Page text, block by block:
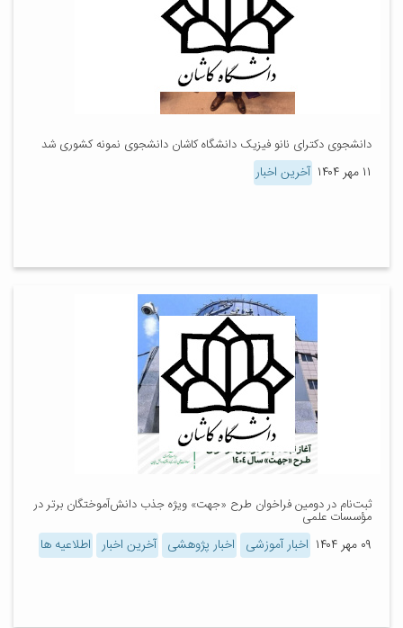
دانشجوی دکترای نانو فیزیک دانشگاه کاشان دانشجوی نمونه کشوری شد
۱۱ مهر ۱۴۰۴ آخرین اخبار
ثبت‌نام در دومین فراخوان طرح «جهت» ویژه جذب دانش‌آموختگان برتر در
مؤسسات علمی
۰۹ مهر ۱۴۰۴ اخبار آموزشی اخبار پژوهشی آخرین اخبار اطلاعیه ها